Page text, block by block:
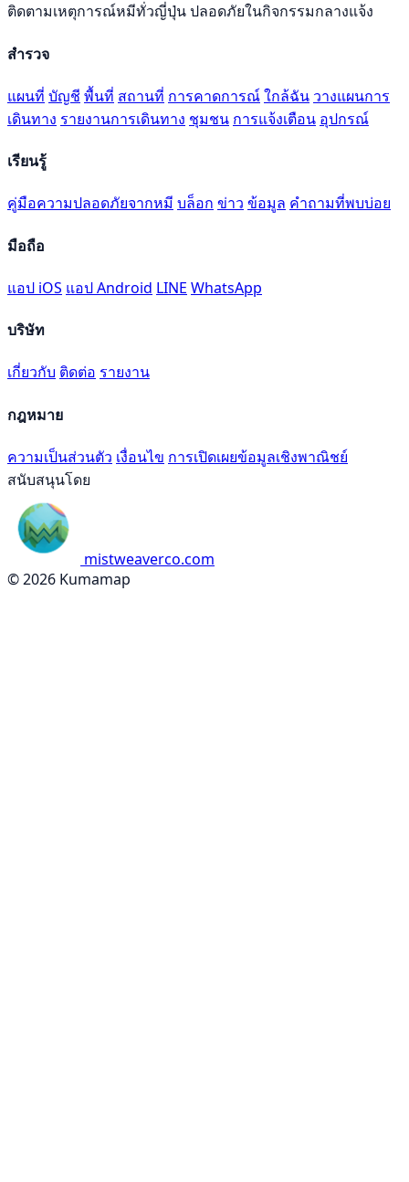
ติดตามเหตุการณ์หมีทั่วญี่ปุ่น ปลอดภัยในกิจกรรมกลางแจ้ง
สำรวจ
แผนที่ บัญชี พื้นที่ สถานที่ การคาดการณ์ใกล้ฉัน วางแผนการ
เดินทาง รายงานการเดินทาง ชุมชน การแจ้งเตือน อุปกรณ์
เรียนรู้
คู่มือความปลอดภัยจากหมี บล็อก ข่าว ข้อมูล คำถามที่พบบ่อย
มือถือ
แอป iOS แอป Android LINE WhatsApp
บริษัท
เกี่ยวกับ ติดต่อ รายงาน
กฎหมาย
ความเป็นส่วนตัว เงื่อนไข การเปิดเผยข้อมูลเชิงพาณิชย์
สนับสนุนโดย
mistweaverco.com
© 2026 Kumamap